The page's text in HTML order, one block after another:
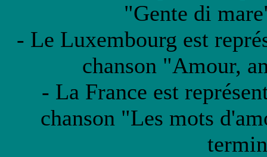
"Gente di
- Le Luxembourg est
chanson "Amour,
- La France est
chanson "Les mots